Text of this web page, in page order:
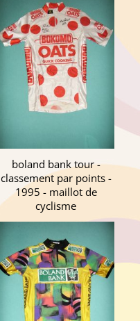
boland bank tour -
classement par points -
1995 - maillot de
cyclisme